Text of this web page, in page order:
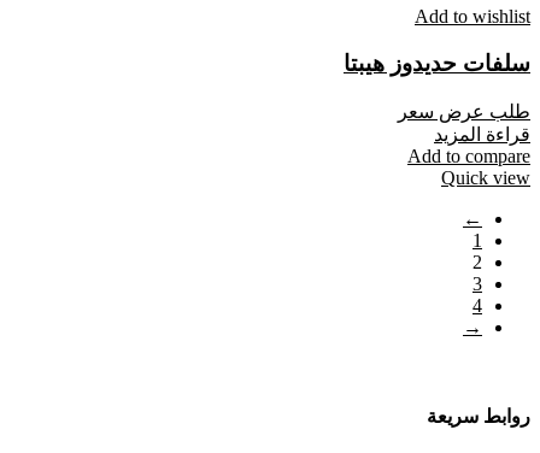
Add to wishlist
سلفات حديدوز هيبتا
طلب عرض سعر
قراءة المزيد
Add to compare
Quick view
←
1
2
3
4
→
روابط سريعة